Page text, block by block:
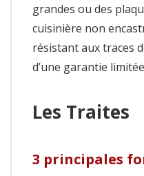
grandes ou des
cuisinière non
résistant aux traces
d’une garantie
Les Traites
3 principales